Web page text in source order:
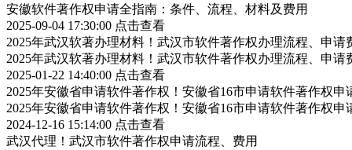
安徽软件著作权申请全指南：条件、流程、材料及费用
2025-09-04 17:30:00 点击查看
2025年武汉软著办理材料！武汉市软件著作权办理流程、申请
2025年武汉软著办理材料！武汉市软件著作权办理流程、申请
2025-01-22 14:40:00 点击查看
2025年安徽省申请软件著作权！安徽省16市申请软件著作权申
2025年安徽省申请软件著作权！安徽省16市申请软件著作权申
2024-12-16 15:14:00 点击查看
武汉代理！武汉市软件著作权申请流程、费用